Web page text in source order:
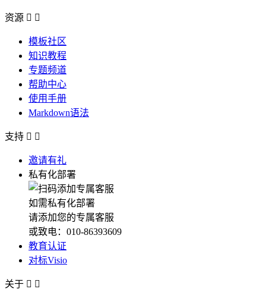
资源  
模板社区
知识教程
专题频道
帮助中心
使用手册
Markdown语法
支持  
邀请有礼
私有化部署
如需私有化部署
请添加您的专属客服
或致电：010-86393609
教育认证
对标Visio
关于  